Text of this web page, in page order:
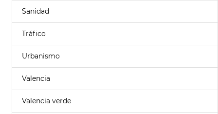
Sanidad
Tráfico
Urbanismo
Valencia
Valencia verde